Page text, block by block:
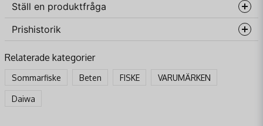
Ställ en produktfråga
question
Fråga oss något om denna produkten...
name
Namn
Prishistorik
Relaterade kategorier
Sommarfiske Beten FISKE VARUMÄRKEN
Daiwa